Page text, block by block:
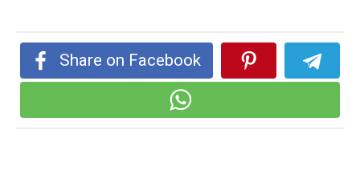
Share on Facebook